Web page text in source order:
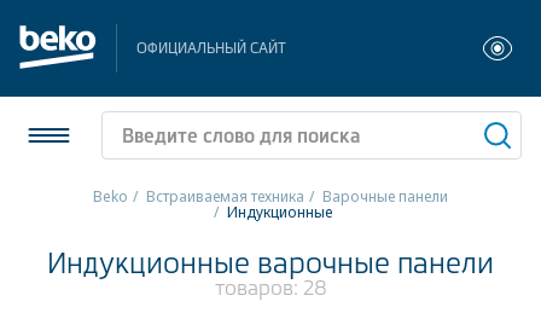
ОФИЦИАЛЬНЫЙ САЙТ
Стиральные и сушильные машины
Beko Встраиваемая техника Варочные панели
Индукционные
Индукционные варочные панели
товаров: 28